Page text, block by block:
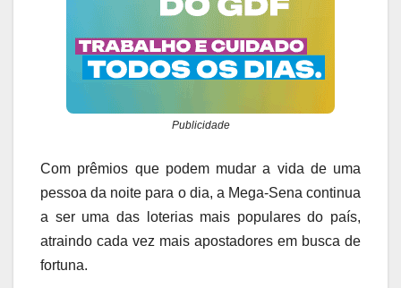
Publicidade
Com prêmios que podem mudar a vida de uma
pessoa da noite para o dia, a Mega-Sena continua
a ser uma das loterias mais populares do país,
atraindo cada vez mais apostadores em busca de
fortuna.